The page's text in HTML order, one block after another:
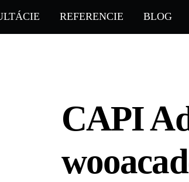
REFERENCIE BLOG
CAPI